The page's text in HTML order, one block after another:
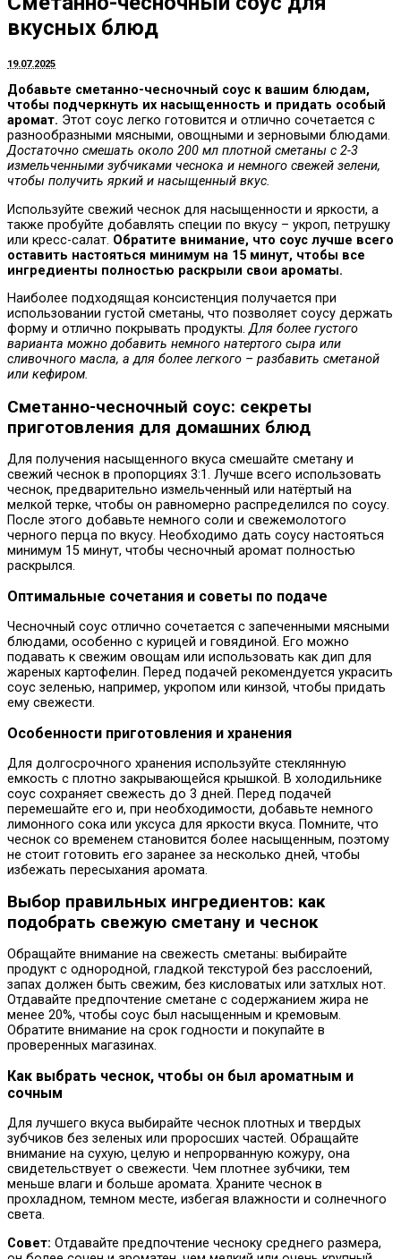
вкусных блюд
19.07.2025
Добавьте сметанно-чесночный соус к вашим блюдам,
чтобы подчеркнуть их насыщенность и придать особый
аромат. Этот соус легко готовится и отлично сочетается с
разнообразными мясными, овощными и зерновыми блюдами.
Достаточно смешать около 200 мл плотной сметаны с 2-3
измельченными зубчиками чеснока и немного свежей зелени,
чтобы получить яркий и насыщенный вкус.
Используйте свежий чеснок для насыщенности и яркости, а
также пробуйте добавлять специи по вкусу – укроп, петрушку
или кресс-салат. Обратите внимание, что соус лучше всего
оставить настояться минимум на 15 минут, чтобы все
ингредиенты полностью раскрыли свои ароматы.
Наиболее подходящая консистенция получается при
использовании густой сметаны, что позволяет соусу держать
форму и отлично покрывать продукты.Для более густого
варианта можно добавить немного натертого сыра или
сливочного масла, а для более легкого – разбавить сметаной
или кефиром.
Сметанно-чесночный соус: секреты
приготовления для домашних блюд
Для получения насыщенного вкуса смешайте сметану и
свежий чеснок в пропорциях 3:1. Лучше всего использовать
чеснок, предварительно измельченный или натёртый на
мелкой терке, чтобы он равномерно распределился по соусу.
После этого добавьте немного соли и свежемолотого
черного перца по вкусу. Необходимо дать соусу настояться
минимум 15 минут, чтобы чесночный аромат полностью
раскрылся.
Оптимальные сочетания и советы по подаче
Чесночный соус отлично сочетается с запеченными мясными
блюдами, особенно с курицей и говядиной. Его можно
подавать к свежим овощам или использовать как дип для
жареных картофелин. Перед подачей рекомендуется украсить
соус зеленью, например, укропом или кинзой, чтобы придать
ему свежести.
Особенности приготовления и хранения
Для долгосрочного хранения используйте стеклянную
емкость с плотно закрывающейся крышкой. В холодильнике
соус сохраняет свежесть до 3 дней. Перед подачей
перемешайте его и, при необходимости, добавьте немного
лимонного сока или уксуса для яркости вкуса. Помните, что
чеснок со временем становится более насыщенным, поэтому
не стоит готовить его заранее за несколько дней, чтобы
избежать пересыхания аромата.
Выбор правильных ингредиентов: как
подобрать свежую сметану и чеснок
Обращайте внимание на свежесть сметаны: выбирайте
продукт с однородной, гладкой текстурой без расслоений,
запах должен быть свежим, без кисловатых или затхлых нот.
Отдавайте предпочтение сметане с содержанием жира не
менее 20%, чтобы соус был насыщенным и кремовым.
Обратите внимание на срок годности и покупайте в
проверенных магазинах.
Как выбрать чеснок, чтобы он был ароматным и
сочным
Для лучшего вкуса выбирайте чеснок плотных и твердых
зубчиков без зеленых или проросших частей. Обращайте
внимание на сухую, целую и непрорванную кожуру, она
свидетельствует о свежести. Чем плотнее зубчики, тем
меньше влаги и больше аромата. Храните чеснок в
прохладном, темном месте, избегая влажности и солнечного
света.
Совет: Отдавайте предпочтение чесноку среднего размера,